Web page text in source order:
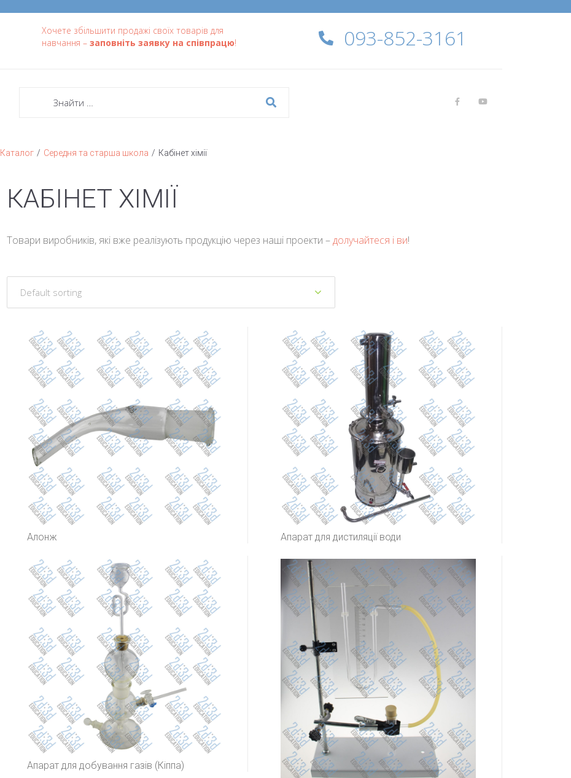
Хочете збільшити продажі своїх товарів для
навчання – заповніть заявку на співпрацю! 093-852-3161
Каталог / Середня та старша школа / Кабінет хімії
КАБІНЕТ ХІМІЇ
Товари виробників, які вже реалізують продукцію через наші проекти –долучайтеся і ви!
Алонж Апарат для дистиляції води
Апарат для добування газів (Кіппа)